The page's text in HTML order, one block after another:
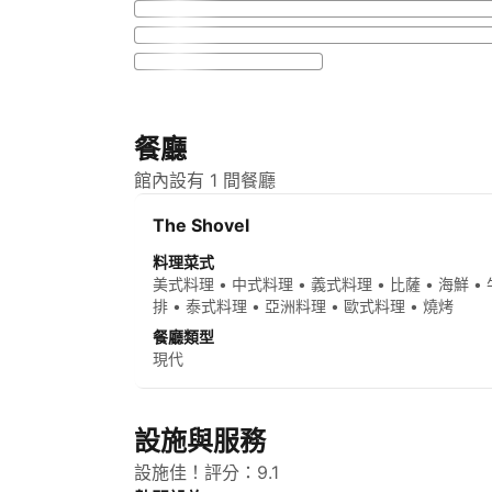
餐廳
館內設有 1 間餐廳
The Shovel
料理菜式
美式料理 • 中式料理 • 義式料理 • 比薩 • 海鮮 •
排 • 泰式料理 • 亞洲料理 • 歐式料理 • 燒烤
餐廳類型
現代
設施與服務
設施佳！評分：9.1